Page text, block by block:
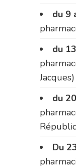
du 9
du
Jacques)
du
Du